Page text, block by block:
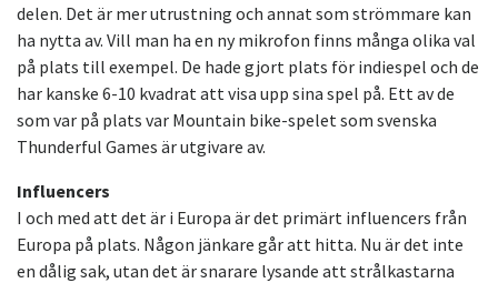
delen. Det är mer utrustning och annat som strömmare kan
ha nytta av. Vill man ha en ny mikrofon finns många olika val
på plats till exempel. De hade gjort plats för indiespel och de
har kanske 6-10 kvadrat att visa upp sina spel på. Ett av de
som var på plats var Mountain bike-spelet som svenska
Thunderful Games är utgivare av.
Influencers
I och med att det är i Europa är det primärt influencers från
Europa på plats. Någon jänkare går att hitta. Nu är det inte
en dålig sak, utan det är snarare lysande att strålkastarna